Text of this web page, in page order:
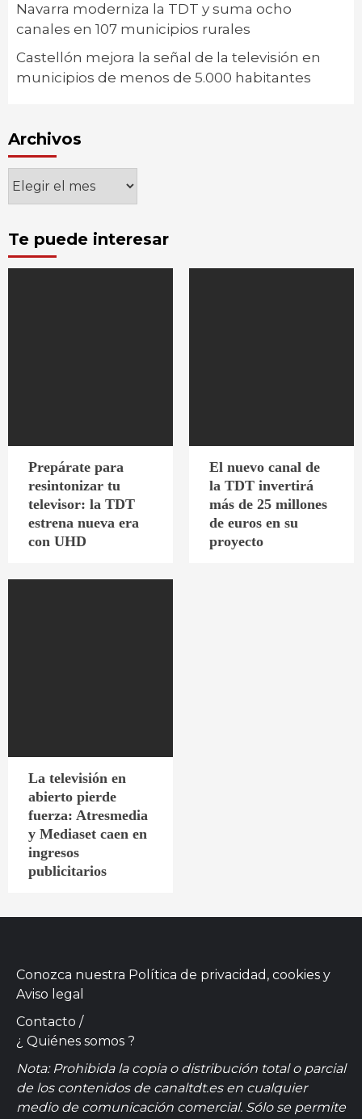
Navarra moderniza la TDT y suma ocho
canales en 107 municipios rurales
Castellón mejora la señal de la televisión en
municipios de menos de 5.000 habitantes
Archivos
Archivos
Te puede interesar
Prepárate para
resintonizar tu
televisor: la TDT
estrena nueva era
con UHD
El nuevo canal de
la TDT invertirá
más de 25 millones
de euros en su
proyecto
La televisión en
abierto pierde
fuerza: Atresmedia
y Mediaset caen en
ingresos
publicitarios
Conozca nuestra Política de privacidad, cookies y
Aviso legal
Contacto /
¿ Quiénes somos ?
Nota: Prohibida la copia o distribución total o parcial
de los contenidos de canaltdt.es en cualquier
medio de comunicación comercial. Sólo se permite